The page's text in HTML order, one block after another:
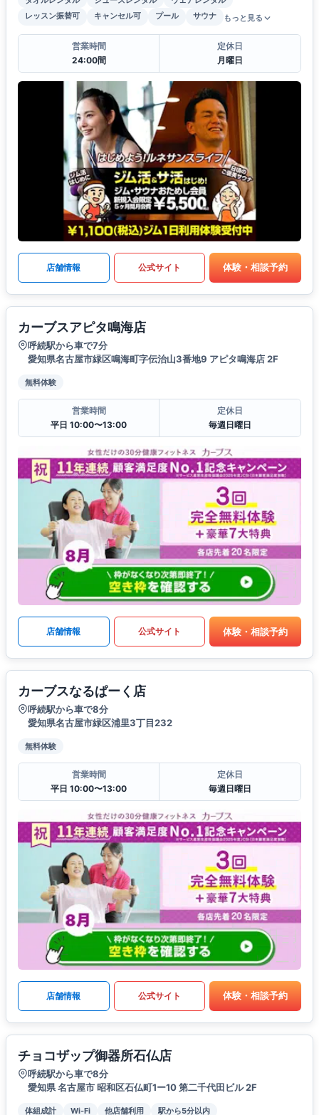
レッスン振替可
キャンセル可 プール サウナ もっと見る
営業時間
24:00間
定休日
月曜日
店舗情報 公式サイト 体験・相談予約
カーブスアピタ鳴海店
呼続駅から車で7分
愛知県名古屋市緑区鳴海町字伝治山3番地9 アピタ鳴海店 2F
無料体験
営業時間
平日 10:00〜13:00
定休日
毎週日曜日
店舗情報 公式サイト 体験・相談予約
カーブスなるぱーく店
呼続駅から車で8分
愛知県名古屋市緑区浦里3丁目232
無料体験
営業時間
平日 10:00〜13:00
定休日
毎週日曜日
店舗情報 公式サイト 体験・相談予約
チョコザップ御器所石仏店
呼続駅から車で8分
愛知県 名古屋市 昭和区石仏町1ー10 第二千代田ビル 2F
体組成計 Wi-Fi 他店舗利用 駅から5分以内